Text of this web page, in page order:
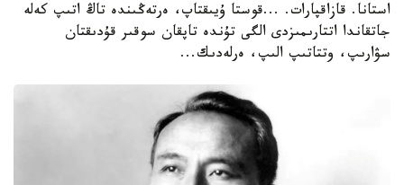
استانا. قازاقپارات. ...قوستا ۇيىقتاپ، ەرتەڭىندە تاڭ اتىپ كەلە
جاتقاندا اتتارىمىزدى الگى تۇندە تاپقان سوقىر قۇدىقتان
سۋارىپ، وتتاتىپ الىپ، ەرلەدىك...